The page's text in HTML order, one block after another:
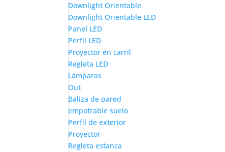
Downlight Orientable
Downlight Orientable LED
Panel LED
Perfil LED
Proyector en carril
Regleta LED
Lámparas
Out
Baliza de pared
empotrable suelo
Perfil de exterior
Proyector
Regleta estanca